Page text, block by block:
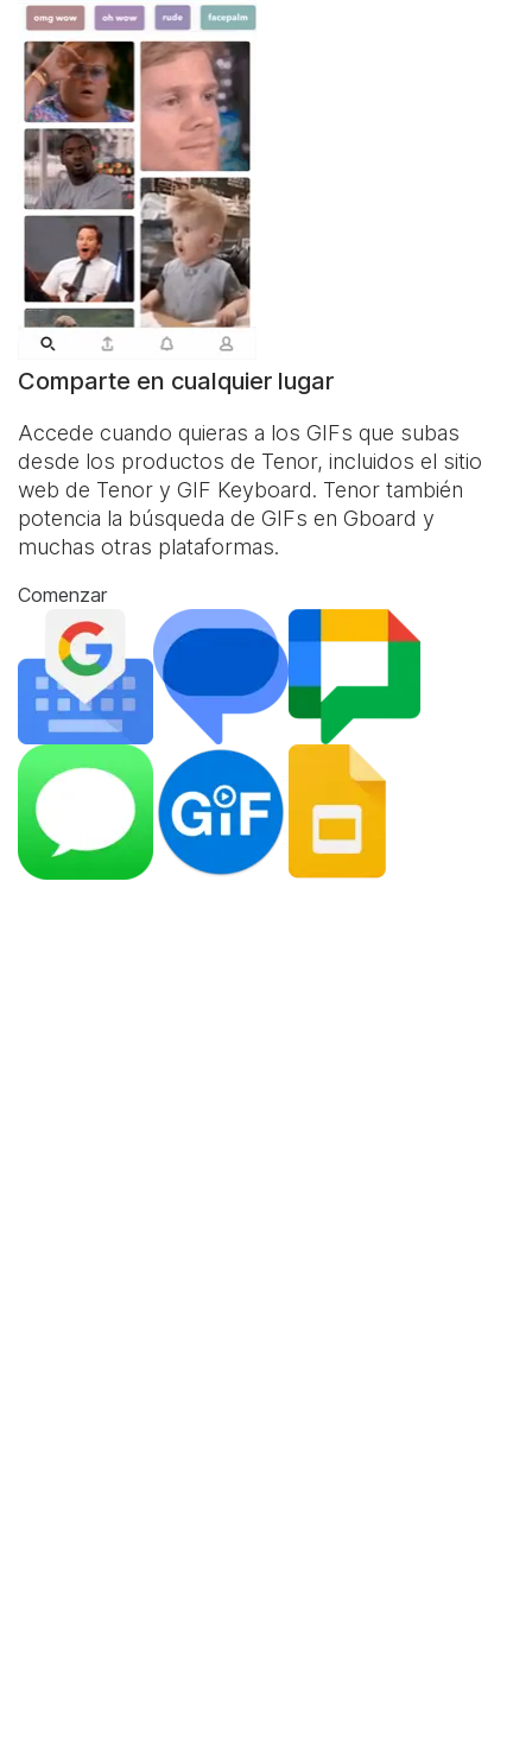
Comparte en cualquier lugar
Accede cuando quieras a los GIFs que subas
desde los productos de Tenor, incluidos el sitio
web de Tenor y GIF Keyboard. Tenor también
potencia la búsqueda de GIFs en Gboard y
muchas otras plataformas.
Comenzar